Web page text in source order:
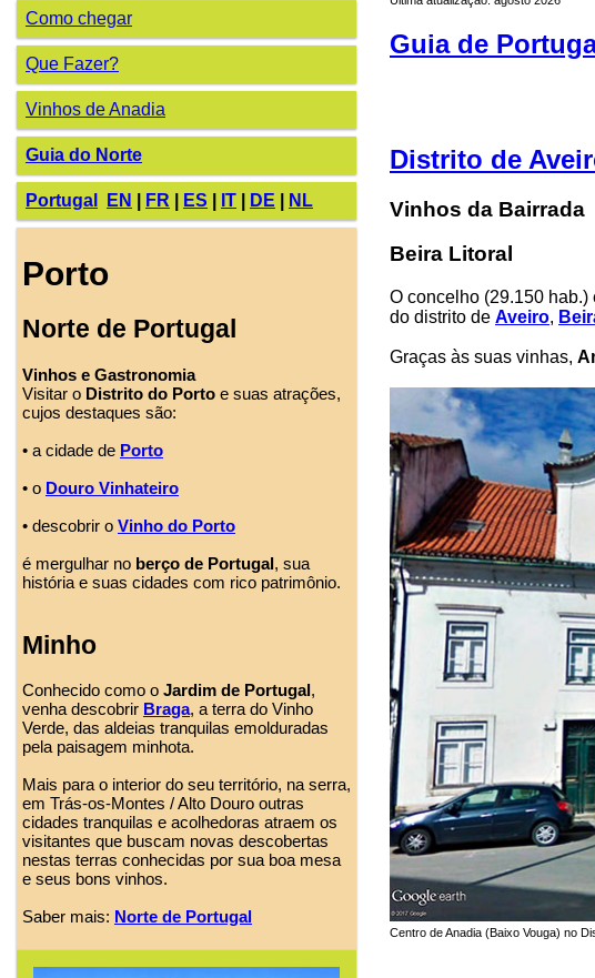
Como chegar
Que Fazer?
Vinhos de Anadia
Guia do Norte
Portugal EN FR ES IT DE NL
Porto
Norte de Portugal
Vinhos e Gastronomia
Visitar o Distrito do Porto e suas atrações,
cujos destaques são:
• a cidade de Porto
• o Douro Vinhateiro
• descobrir o Vinho do Porto
é mergulhar no berço de Portugal, sua
história e suas cidades com rico patrimônio.
Minho
Conhecido como o Jardim de Portugal,
venha descobrir Braga, a terra do Vinho
Verde, das aldeias tranquilas emolduradas
pela paisagem minhota.
Mais para o interior do seu território, na serra,
em Trás-os-Montes / Alto Douro outras
cidades tranquilas e acolhedoras atraem os
visitantes que buscam novas descobertas
nestas terras conhecidas por sua boa mesa
e seus bons vinhos.
Saber mais: Norte de Portugal
Guia de
Distrito de
Vinhos da Bairrada
Beira Litoral
O concelho (29.150
do distrito de Aveiro,
Graças às suas vinhas,
Centro de Anadia (Baixo Vouga) no